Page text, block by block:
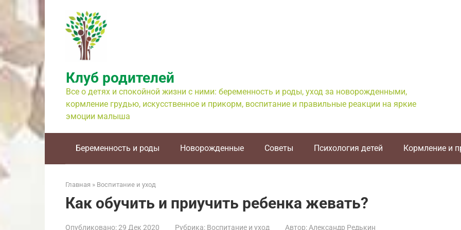
контенту
Клуб родителей
Все о детях и спокойной жизни с ними: беременность и роды, уход за новорожденными,
кормление грудью, искусственное и прикорм, воспитание и правильные реакции на яркие
эмоции малыша
Беременность и роды Новорожденные Советы Психология детей Кормление и
Главная » Воспитание и уход
Как обучить и приучить ребенка жевать?
Опубликовано:29 Дек 2020 Рубрика: Воспитание и уход Автор: Александр Редькин